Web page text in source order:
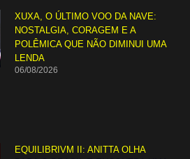
XUXA, O ÚLTIMO VOO DA NAVE:
NOSTALGIA, CORAGEM E A
POLÊMICA QUE NÃO DIMINUI UMA
LENDA
06/08/2026
EQUILIBRIVM II: ANITTA OLHA